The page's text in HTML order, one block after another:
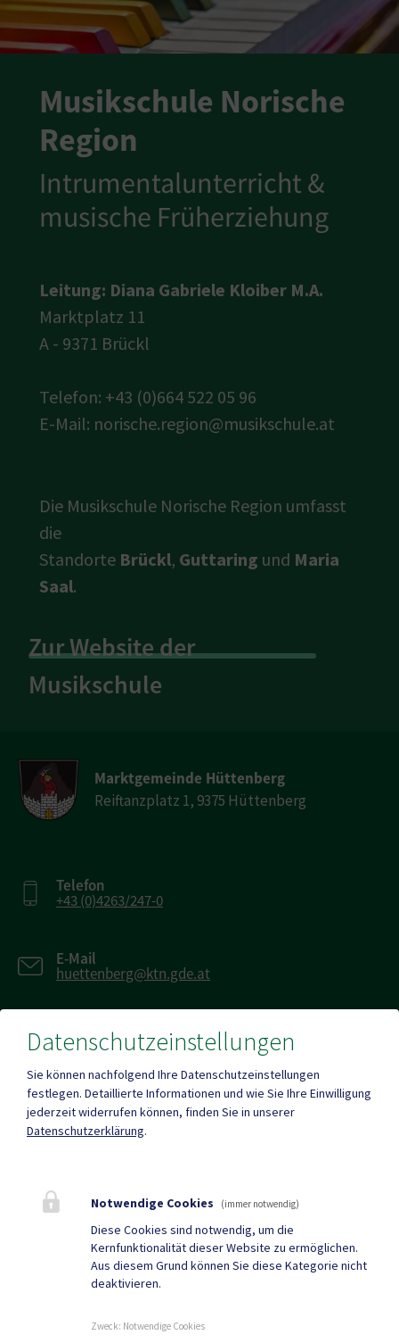
Musikschule Norische
Region
Intrumentalunterricht &
musische Früherziehung
Leitung: Diana Gabriele Kloiber M.A.
Marktplatz 11
A - 9371 Brückl
Telefon: +43 (0)664 522 05 96
E-Mail: norische.region@musikschule.at
Die Musikschule Norische Region umfasst
die
Standorte Brückl, Guttaring und Maria
Saal.
Zur Website der
Musikschule
Marktgemeinde Hüttenberg
Reiftanzplatz 1, 9375 Hüttenberg
Telefon
+43 (0)4263/247-0
E-Mail
huettenberg@ktn.gde.at
Fax
+43 (0)4263/784
Quicklinks
Tourismus
Gemeindezeitung
Datenschutzeinstellungen
Sie können nachfolgend Ihre Datenschutzeinstellungen
festlegen. Detaillierte Informationen und wie Sie Ihre Einwilligung
jederzeit widerrufen können, finden Sie in unserer
Datenschutzerklärung.
Notwendige Cookies (immer notwendig)
Diese Cookies sind notwendig, um die
Kernfunktionalität dieser Website zu ermöglichen.
Aus diesem Grund können Sie diese Kategorie nicht
deaktivieren.
Zweck: Notwendige Cookies